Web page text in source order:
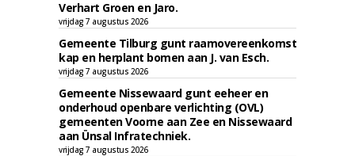
Verhart Groen en Jaro.
vrijdag 7 augustus 2026
Gemeente Tilburg gunt raamovereenkomst
kap en herplant bomen aan J. van Esch.
vrijdag 7 augustus 2026
Gemeente Nissewaard gunt eeheer en
onderhoud openbare verlichting (OVL)
gemeenten Voorne aan Zee en Nissewaard
aan Ünsal Infratechniek.
vrijdag 7 augustus 2026